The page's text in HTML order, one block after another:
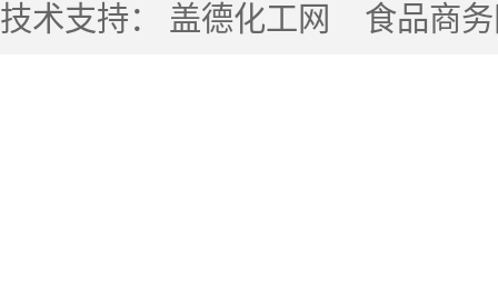
技术支持： 盖德化工网 食品商